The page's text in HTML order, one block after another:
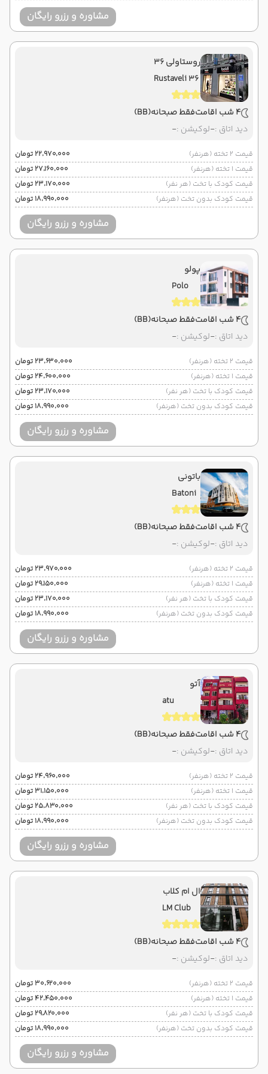
مشاوره و رزرو رایگان
روستاولی 36
Rustaveli 36
4 شب اقامت فقط صبحانه(BB)
دید اتاق :-لوکیشن :-
قیمت 2 تخته (هرنفر)
۲۲٬۹۷۰٬۰۰۰ تومان
قیمت 1 تخته (هرنفر)
۲۷٬۱۶۰٬۰۰۰ تومان
قیمت کودک با تخت (هر نفر)
۲۳٬۱۷۰٬۰۰۰ تومان
قیمت کودک بدون تخت (هرنفر)
۱۸٬۹۹۰٬۰۰۰ تومان
مشاوره و رزرو رایگان
پولو
Polo
4 شب اقامت فقط صبحانه(BB)
دید اتاق :-لوکیشن :-
قیمت 2 تخته (هرنفر)
۲۳٬۶۳۰٬۰۰۰ تومان
قیمت 1 تخته (هرنفر)
۲۴٬۶۰۰٬۰۰۰ تومان
قیمت کودک با تخت (هر نفر)
۲۳٬۱۷۰٬۰۰۰ تومان
قیمت کودک بدون تخت (هرنفر)
۱۸٬۹۹۰٬۰۰۰ تومان
مشاوره و رزرو رایگان
باتونی
Batoni
4 شب اقامت فقط صبحانه(BB)
دید اتاق :-لوکیشن :-
قیمت 2 تخته (هرنفر)
۲۳٬۹۷۰٬۰۰۰ تومان
قیمت 1 تخته (هرنفر)
۲۹٬۱۵۰٬۰۰۰ تومان
قیمت کودک با تخت (هر نفر)
۲۳٬۱۷۰٬۰۰۰ تومان
قیمت کودک بدون تخت (هرنفر)
۱۸٬۹۹۰٬۰۰۰ تومان
مشاوره و رزرو رایگان
آتو
atu
4 شب اقامت فقط صبحانه(BB)
دید اتاق :-لوکیشن :-
قیمت 2 تخته (هرنفر)
۲۴٬۹۶۰٬۰۰۰ تومان
قیمت 1 تخته (هرنفر)
۳۱٬۱۵۰٬۰۰۰ تومان
قیمت کودک با تخت (هر نفر)
۲۵٬۸۳۰٬۰۰۰ تومان
قیمت کودک بدون تخت (هرنفر)
۱۸٬۹۹۰٬۰۰۰ تومان
مشاوره و رزرو رایگان
ال ام کلاب
LM Club
4 شب اقامت فقط صبحانه(BB)
دید اتاق :-لوکیشن :-
قیمت 2 تخته (هرنفر)
۳۰٬۶۲۰٬۰۰۰ تومان
قیمت 1 تخته (هرنفر)
۴۲٬۴۵۰٬۰۰۰ تومان
قیمت کودک با تخت (هر نفر)
۲۹٬۸۲۰٬۰۰۰ تومان
قیمت کودک بدون تخت (هرنفر)
۱۸٬۹۹۰٬۰۰۰ تومان
مشاوره و رزرو رایگان